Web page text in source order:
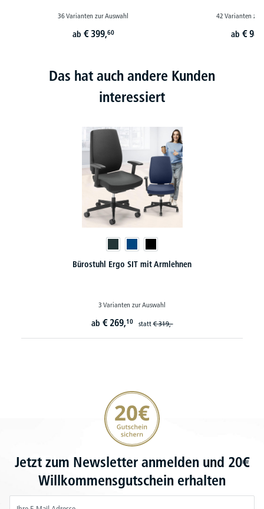
36 Varianten zur Auswahl
ab € 399,60
42 Varianten zur
ab €
Das hat auch andere Kunden
interessiert
Bürostuhl Ergo SIT mit Armlehnen
3 Varianten zur Auswahl
ab € 269,10 statt€ 319,-
20€ Gutschein sichern
Jetzt zum Newsletter anmelden und 20€
Willkommensgutschein erhalten